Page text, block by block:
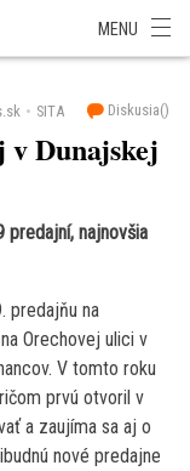
MENU
SITA Diskusia()
Dunajskej
predajní, najnovšia
predajňu na
Orechovej ulici v
V tomto roku
prvú otvoril v
a zaujíma sa aj o
nové predajne